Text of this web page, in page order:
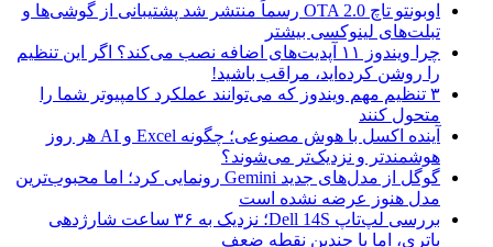
اوبونتو تاچ OTA 2.0 رسماً منتشر شد پشتیبانی از گوشی‌ها و
تبلت‌های لینوکسی بیشتر
چرا ویندوز ۱۱ آپدیت‌های اضافه نصب می‌کند؟ اگر این تنظیم
را روشن کرده‌اید، مراقب باشید!
۳ تنظیم مهم ویندوز که می‌توانند عملکرد کامپیوتر شما را
متحول کنند
آینده اکسل با هوش مصنوعی؛ چگونه Excel و AI هر روز
هوشمندتر و نزدیک‌تر می‌شوند؟
گوگل از مدل‌های جدید Gemini رونمایی کرد؛ اما محبوب‌ترین
مدل هنوز عرضه نشده است
بررسی لپ‌تاپ Dell 14S؛ نزدیک به ۳۶ ساعت شارژدهی
باتری، اما با چندین نقطه ضعف